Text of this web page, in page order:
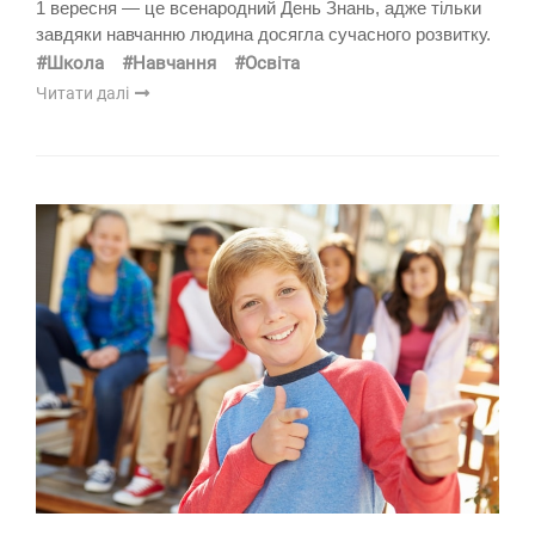
1 вересня — це всенародний День Знань, адже тільки
завдяки навчанню людина досягла сучасного розвитку.
#Школа #Навчання #Освіта
Читати далі